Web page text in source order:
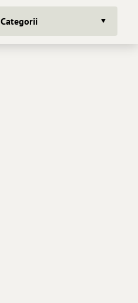
Categorii